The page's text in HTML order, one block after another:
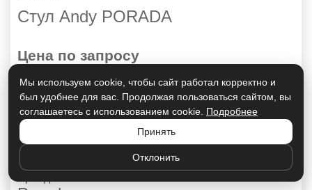
Стул Andy PORADA
Цена по запросу
ПОДРОБНЕЕ
Страна:
Италия
Мы используем cookie, чтобы сайт работал корректно и
был удобнее для вас. Продолжая пользоваться сайтом, вы
соглашаетесь с использованием cookie. Подробнее
Принять
Отклонить